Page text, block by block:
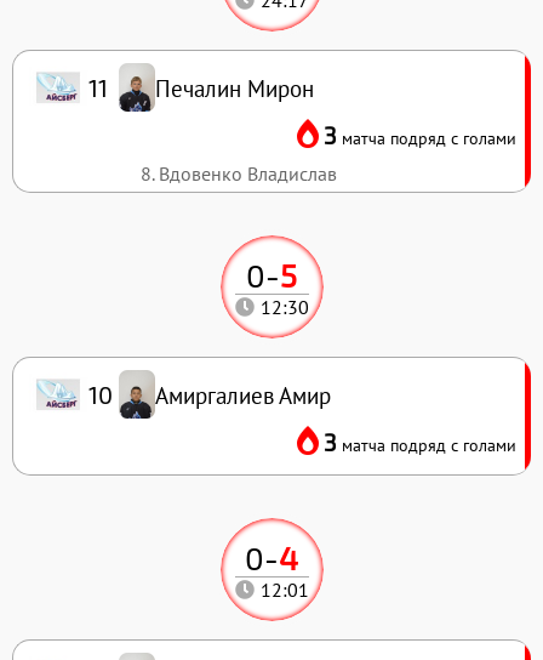
0-4
12:01
0-5
12:30
10 Амиргалиев Амир
3 матча подряд с голами
11 Печалин Мирон
3 матча подряд с голами
8. Вдовенко Владислав